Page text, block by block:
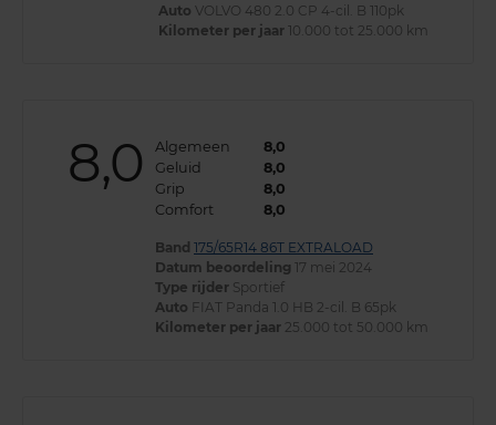
Auto VOLVO 480 2.0 CP 4-cil. B 110pk
Kilometer per jaar 10.000 tot 25.000 km
8,0 Algemeen
8,0
Geluid
8,0
Grip
8,0
Comfort
8,0
Band 175/65R14 86T EXTRALOAD
Datum beoordeling 17 mei 2024
Type rijder Sportief
Auto FIAT Panda 1.0 HB 2-cil. B 65pk
Kilometer per jaar 25.000 tot 50.000 km